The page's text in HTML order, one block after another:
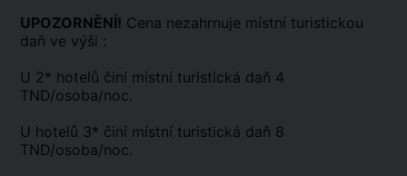
UPOZORNĚNÍ! Cena nezahrnuje místní turistickou
daň ve výši :
U 2* hotelů činí místní turistická daň 4
TND/osoba/noc.
U hotelů 3* činí místní turistická daň 8
TND/osoba/noc.